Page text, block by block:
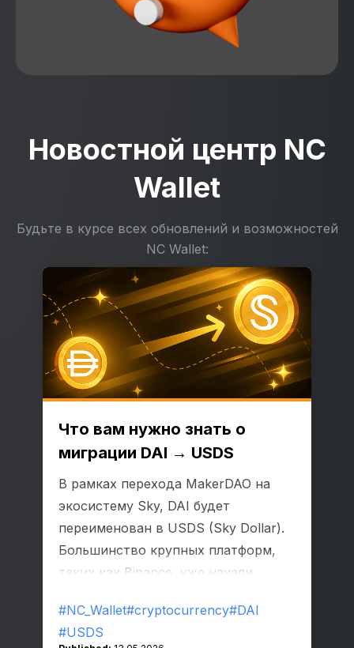
Новостной центр NC
Wallet
Будьте в курсе всех обновлений и возможностей
NC Wallet:
Что вам нужно знать о
миграции DAI → USDS
В рамках перехода MakerDAO на
экосистему Sky, DAI будет
переименован в USDS (Sky Dollar).
Большинство крупных платформ,
таких как Binance, уже начали
листинга.
#NC_Wallet#cryptocurrency#DAI
#USDS